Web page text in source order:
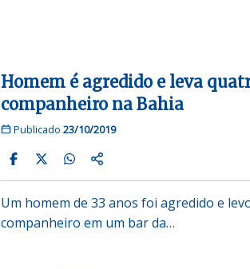
Homem é agredido e leva
companheiro na Bahia
Publicado 23/10/2019
Um homem de 33 anos foi agredido e
companheiro em um bar da…